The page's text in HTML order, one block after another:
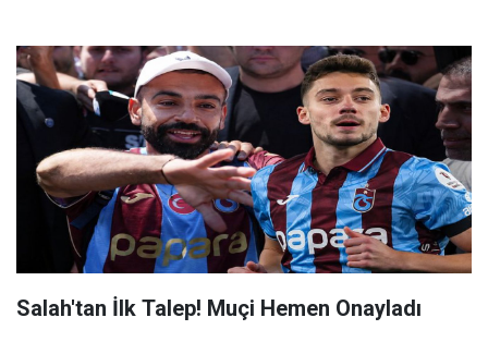
Salah'tan İlk Talep! Muçi Hemen Onayladı